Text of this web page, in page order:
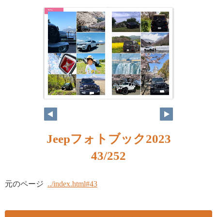
Jeepフォトブック2023
43/252
元のページ ../index.html#43